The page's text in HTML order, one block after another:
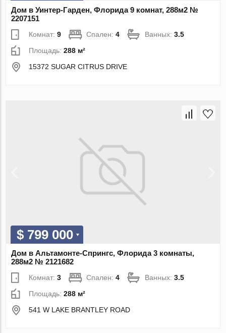
Дом в Уинтер-Гарден, Флорида 9 комнат, 288м2 №
2207151
Комнат:9 Спален:4 Ванных:3.5
Площадь:288 м²
15372 SUGAR CITRUS DRIVE
$ 799 000
Дом в Альтамонте-Спрингс, Флорида 3 комнаты,
288м2 № 2121682
Комнат:3 Спален:4 Ванных:3.5
Площадь:288 м²
541 W LAKE BRANTLEY ROAD